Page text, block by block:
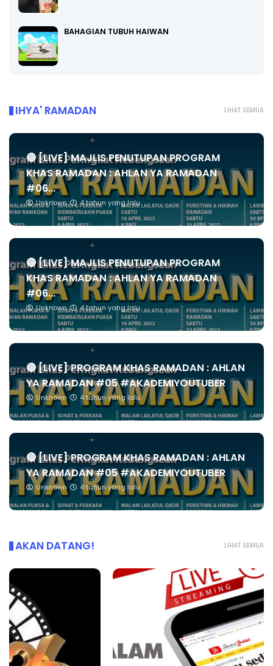
BAHAGIAN TUBUH HAIWAN
LIHAT SEMUA
IHYA' RAMADAN
🔴 [LIVE] MAJLIS PENUTUPAN PROGRAM
KHAS RAMADAN : AHLAN YA RAMADAN
#06...
Unknown 4 tahun yang lalu
🔴 [LIVE] MAJLIS PENUTUPAN PROGRAM
KHAS RAMADAN : AHLAN YA RAMADAN
#06...
Unknown 4 tahun yang lalu
🔴 [LIVE] PROGRAM KHAS RAMADAN : AHLAN
YA RAMADAN #05 #AKADEMIYOUTUBER
Unknown 4 tahun yang lalu
🔴 [LIVE] PROGRAM KHAS RAMADAN : AHLAN
YA RAMADAN #05 #AKADEMIYOUTUBER
Unknown 4 tahun yang lalu
LIHAT SEMUA
AKAN DATANG!